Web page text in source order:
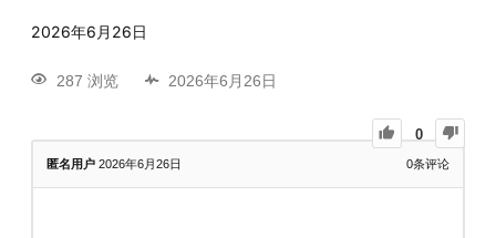
2026年6月26日
287 浏览 2026年6月26日
0
匿名用户 2026年6月26日 0条评论